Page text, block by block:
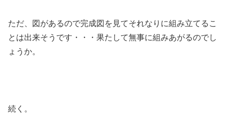
ただ、図があるので完成図を見てそれなりに組み立てるこ
とは出来そうです・・・果たして無事に組みあがるのでし
ょうか。
続く。